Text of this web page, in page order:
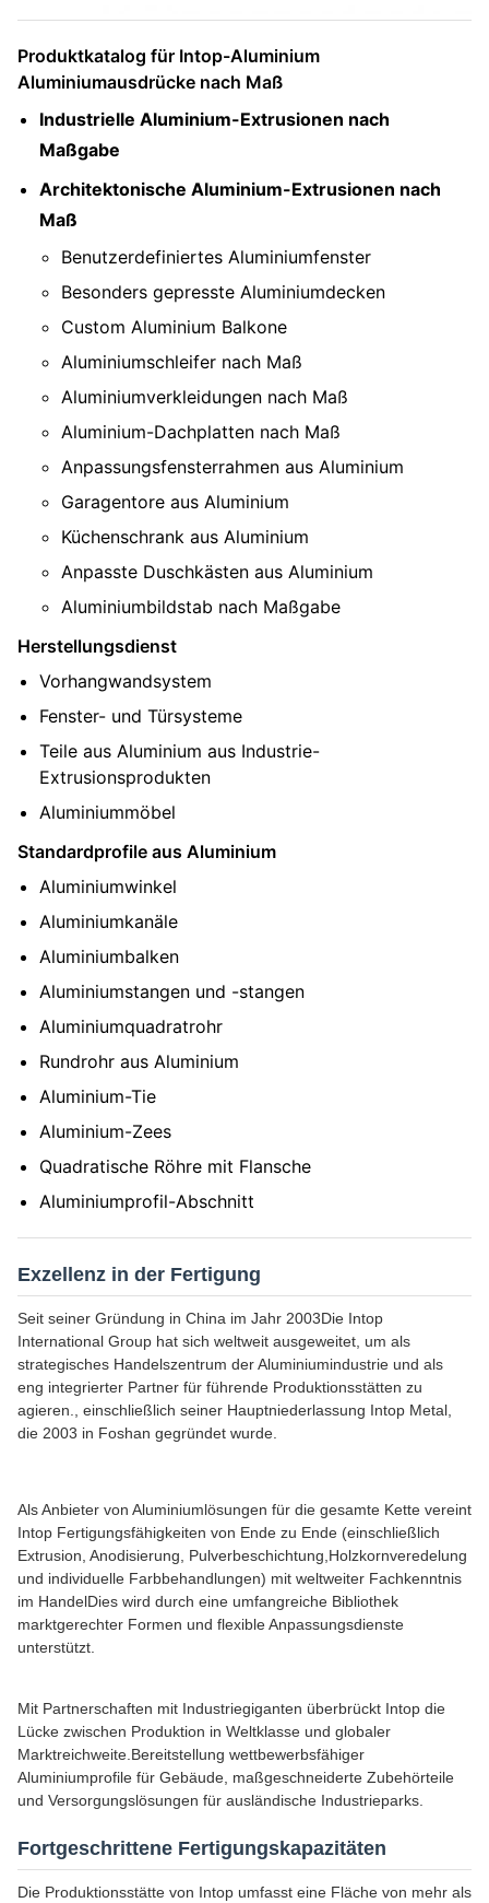
Produktkatalog für Intop-Aluminium
Aluminiumausdrücke nach Maß
Industrielle Aluminium-Extrusionen nach
Maßgabe
Architektonische Aluminium-Extrusionen nach
Maß
Benutzerdefiniertes Aluminiumfenster
Besonders gepresste Aluminiumdecken
Custom Aluminium Balkone
Aluminiumschleifer nach Maß
Aluminiumverkleidungen nach Maß
Aluminium-Dachplatten nach Maß
Anpassungsfensterrahmen aus Aluminium
Garagentore aus Aluminium
Küchenschrank aus Aluminium
Anpasste Duschkästen aus Aluminium
Aluminiumbildstab nach Maßgabe
Herstellungsdienst
Vorhangwandsystem
Fenster- und Türsysteme
Teile aus Aluminium aus Industrie-
Extrusionsprodukten
Aluminiummöbel
Standardprofile aus Aluminium
Aluminiumwinkel
Aluminiumkanäle
Aluminiumbalken
Aluminiumstangen und -stangen
Aluminiumquadratrohr
Rundrohr aus Aluminium
Aluminium-Tie
Aluminium-Zees
Quadratische Röhre mit Flansche
Aluminiumprofil-Abschnitt
Exzellenz in der Fertigung
Seit seiner Gründung in China im Jahr 2003Die Intop
International Group hat sich weltweit ausgeweitet, um als
strategisches Handelszentrum der Aluminiumindustrie und als
eng integrierter Partner für führende Produktionsstätten zu
agieren., einschließlich seiner Hauptniederlassung Intop Metal,
die 2003 in Foshan gegründet wurde.
Als Anbieter von Aluminiumlösungen für die gesamte Kette vereint
Intop Fertigungsfähigkeiten von Ende zu Ende (einschließlich
Extrusion, Anodisierung, Pulverbeschichtung,Holzkornveredelung
und individuelle Farbbehandlungen) mit weltweiter Fachkenntnis
im HandelDies wird durch eine umfangreiche Bibliothek
marktgerechter Formen und flexible Anpassungsdienste
unterstützt.
Mit Partnerschaften mit Industriegiganten überbrückt Intop die
Lücke zwischen Produktion in Weltklasse und globaler
Marktreichweite.Bereitstellung wettbewerbsfähiger
Aluminiumprofile für Gebäude, maßgeschneiderte Zubehörteile
und Versorgungslösungen für ausländische Industrieparks.
Fortgeschrittene Fertigungskapazitäten
Die Produktionsstätte von Intop umfasst eine Fläche von mehr als